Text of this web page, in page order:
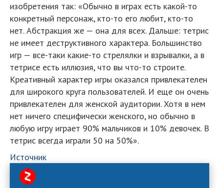
изобретения так: «Обычно в играх есть какой-то
конкретный персонаж, кто-то его любит, кто-то
нет. Абстракция же — она для всех. Дальше: тетрис
не имеет деструктивного характера. Большинство
игр — все-таки какие-то стрелялки и взрывалки, а в
тетрисе есть иллюзия, что вы что-то строите.
Креативный характер игры оказался привлекателен
для широкого круга пользователей. И еще он очень
привлекателен для женской аудитории. Хотя в нем
нет ничего специфически женского, но обычно в
любую игру играет 90% мальчиков и 10% девочек. В
тетрис всегда играли 50 на 50%».
Источник